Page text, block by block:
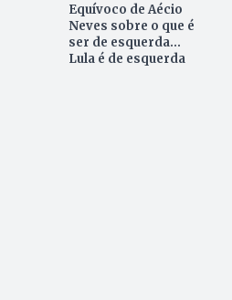
Equívoco de Aécio
Neves sobre o que é
ser de esquerda...
Lula é de esquerda